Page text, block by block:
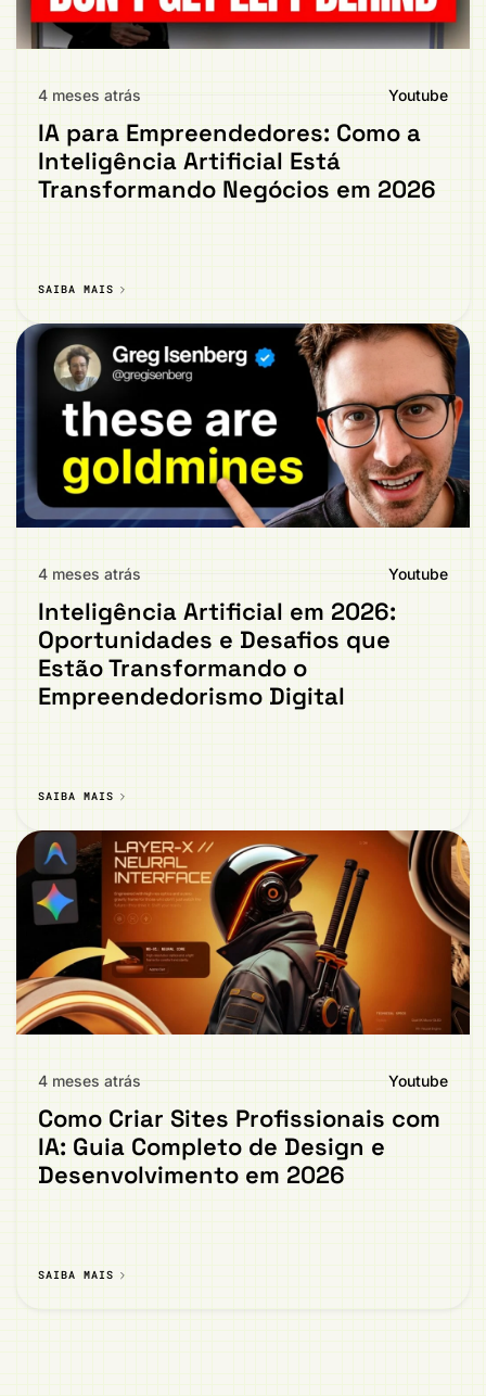
4 meses atrás Youtube
IA para Empreendedores: Como a
Inteligência Artificial Está
Transformando Negócios em 2026
SAIBA MAIS
4 meses atrás Youtube
Inteligência Artificial em 2026:
Oportunidades e Desafios que
Estão Transformando o
Empreendedorismo Digital
SAIBA MAIS
4 meses atrás Youtube
Como Criar Sites Profissionais com
IA: Guia Completo de Design e
Desenvolvimento em 2026
SAIBA MAIS